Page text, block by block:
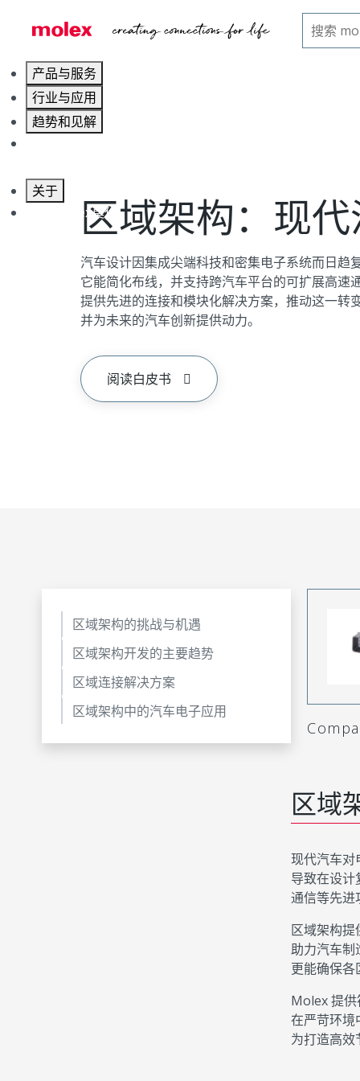
产品与服务
行业与应用
趋势和见解
关于
联系 Molex莫仕区域架构：现
汽车设计因集成尖端科技和密集电子系统而日趋
它能简化布线，并支持跨汽车平台的可扩展高速
提供先进的连接和模块化解决方案，推动这一转
并为未来的汽车创新提供动力。
阅读白皮书
区域架构的挑战与机遇
区域架构开发的主要趋势
区域连接解决方案
区域架构中的汽车电子应用
区域
现代汽车对
导致在设计
通信等先进
区域架构
助力汽车制
更能确保
Molex 提供
在严苛环境
为打造高